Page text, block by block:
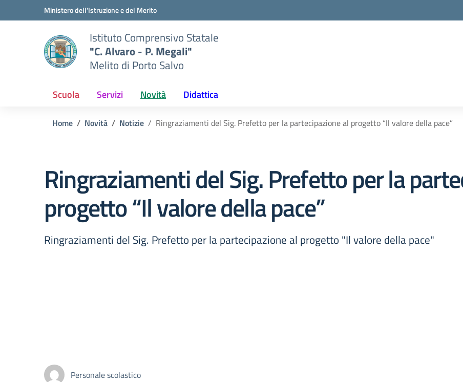
Vai ai contenuti
Vai al menu di navigazioneMinistero dell'Istruzione e del Merito
Istituto Comprensivo Statale
"C. Alvaro - P. Megali"
Melito di Porto Salvo
Scuola Servizi Novità Didattica
Home Novità Notizie Ringraziamenti del Sig. Prefetto per la partecipazione al progetto “Il valore della pace”
Ringraziamenti del Sig. Prefetto per la
progetto “Il valore della pace”
Ringraziamenti del Sig. Prefetto per la partecipazione al progetto "Il valore della pace"
Personale scolastico